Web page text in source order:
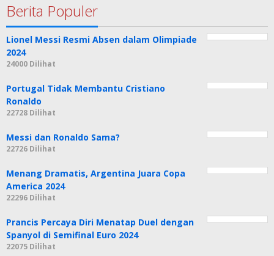
Berita Populer
Lionel Messi Resmi Absen dalam Olimpiade
2024
24000 Dilihat
Portugal Tidak Membantu Cristiano
Ronaldo
22728 Dilihat
Messi dan Ronaldo Sama?
22726 Dilihat
Menang Dramatis, Argentina Juara Copa
America 2024
22296 Dilihat
Prancis Percaya Diri Menatap Duel dengan
Spanyol di Semifinal Euro 2024
22075 Dilihat